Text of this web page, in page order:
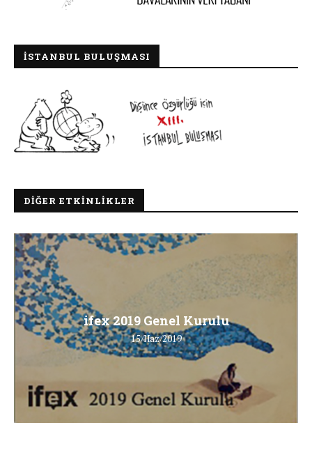
İSTANBUL BULUŞMASI
DIĞER ETKINLIKLER
ifex 2019 Genel Kurulu
15/Haz/2019